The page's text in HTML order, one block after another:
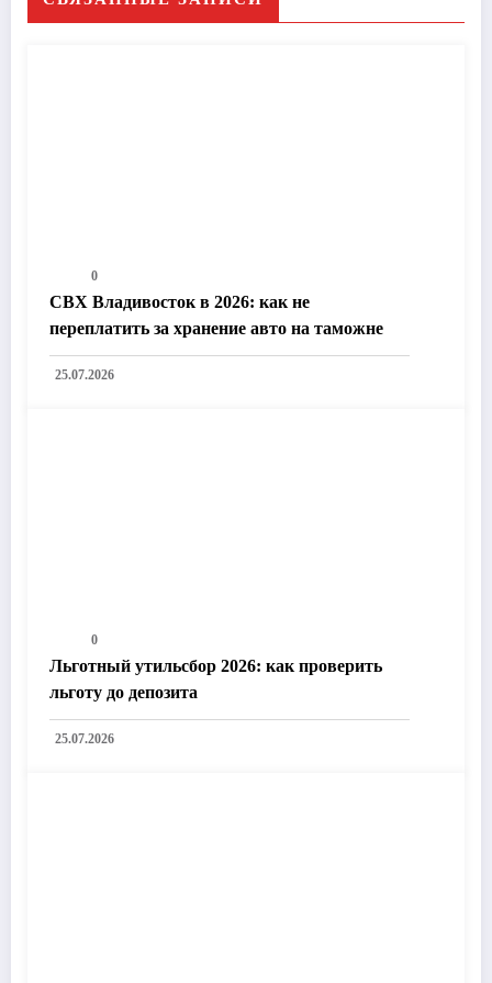
0
СВХ Владивосток в 2026: как не
переплатить за хранение авто на таможне
25.07.2026
0
Льготный утильсбор 2026: как проверить
льготу до депозита
25.07.2026